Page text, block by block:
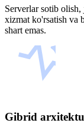
Serverlar sotib
xizmat ko'rsatish va
shart emas.
Gibrid